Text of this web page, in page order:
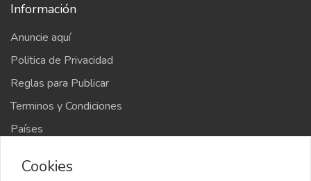
Información
Anuncie aquí
Politica de Privacidad
Reglas para Publicar
Terminos y Condiciones
Países
Cookies